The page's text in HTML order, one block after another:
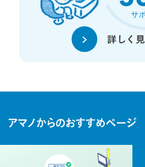
アマノからのおすすめページ